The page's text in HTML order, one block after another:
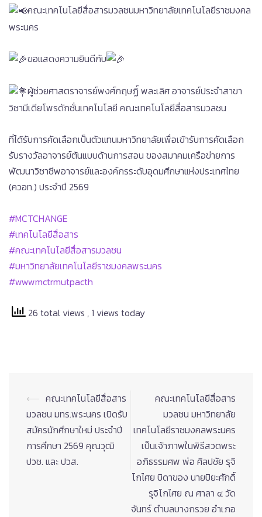
คณะเทคโนโลยีสื่อสารมวลชนมหาวิทยาลัยเทคโนโลยีราชมงคล
พระนคร
ขอแสดงความยินดีกับ
ผู้ช่วยศาสตราจารย์พงศ์กฤษฏิ์ พละเลิศ อาจารย์ประจำสาขา
วิชามีเดียโพรดักชั่นเทคโนโลยี คณะเทคโนโลยีสื่อสารมวลชน
ที่ได้รับการคัดเลือกเป็นตัวแทนมหาวิทยาลัยเพื่อเข้ารับการคัดเลือก
รับรางวัลอาจารย์ต้นแบบด้านการสอน ของสมาคมเครือข่ายการ
พัฒนาวิชาชีพอาจารย์และองค์กรระดับอุดมศึกษาแห่งประเทศไทย
(ควอท.) ประจำปี 2569
#MCTCHANGE
#เทคโนโลยีสื่อสาร
#คณะเทคโนโลยีสื่อสารมวลชน
#มหาวิทยาลัยเทคโนโลยีราชมงคลพระนคร
#wwwmctrmutpacth
26 total views , 1 views today
Post
navigation
⟵ คณะเทคโนโลยีสื่อสาร
มวลชน มทร.พระนคร เปิดรับ
สมัครนักศึกษาใหม่ ประจำปี
การศึกษา 2569 คุณวุฒิ
ปวช. และ ปวส.
คณะเทคโนโลยีสื่อสาร
มวลชน มหาวิทยาลัย
เทคโนโลยีราชมงคลพระนคร
เป็นเจ้าภาพในพิธีสวดพระ
อภิธรรมศพ พ่อ ศิลปชัย รุจิ
โกไศย บิดาของ นายปิยะศักดิ์
รุจิโกไศย ณ ศาลา ๔ วัด
จันทร์ ตำบลบางกรวย อำเภอ